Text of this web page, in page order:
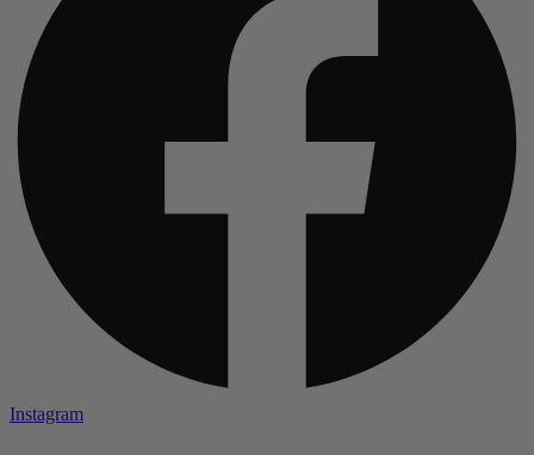
Instagram